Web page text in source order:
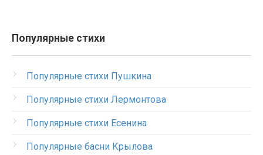
Популярные стихи
Популярные стихи Пушкина
Популярные стихи Лермонтова
Популярные стихи Есенина
Популярные басни Крылова